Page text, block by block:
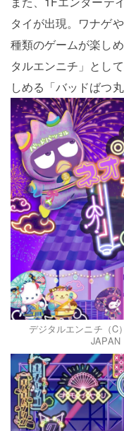
タイが出現。ワナゲ
種類のゲームが楽し
タルエンニチ」とし
しめる「バッドばつ
デジタルエンニチ（C